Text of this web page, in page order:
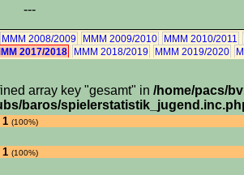
---
MMM 2008/2009 MMM 2009/2010 MMM 2010/2011
2017/2018 MMM 2018/2019 MMM 2019/2020
array key "gesamt" in /home/pacs/
baros/
1 (100%)
1 (100%)